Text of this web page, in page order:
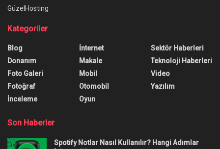
GüzelHosting
Kategoriler
Blog
Donanım
Foto Galeri
Fotoğraf
İnceleme
İnternet
Makale
Mobil
Otomobil
Oyun
Sektör Haberleri
Teknoloji Haberleri
Video
Yazılım
Son Haberler
Spotify Notlar Nasıl Kullanılır? Hangi Adımlar